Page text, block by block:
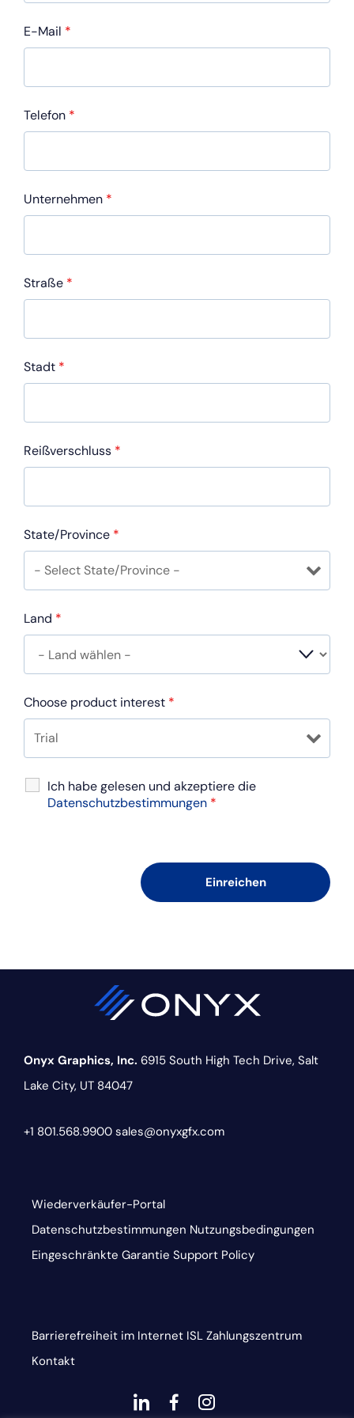
E-Mail *
Telefon *
Unternehmen *
Straße *
Stadt *
Reißverschluss *
State/Province *
Land *
Choose product interest *
Ich habe gelesen und akzeptiere die
Datenschutzbestimmungen *
Onyx Graphics, Inc. 6915 South High Tech Drive, Salt
Lake City, UT 84047
+1 801.568.9900 sales@onyxgfx.com
Wiederverkäufer-Portal
Datenschutzbestimmungen Nutzungsbedingungen
Eingeschränkte Garantie Support Policy
Barrierefreiheit im Internet ISL Zahlungszentrum
Kontakt
dashicons-
dashicons-